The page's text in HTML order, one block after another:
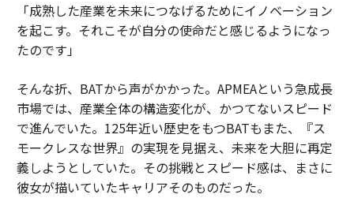
「成熟した産業を未来につなげるためにイノベーション
を起こす。それこそが自分の使命だと感じるようになっ
たのです」
そんな折、BATから声がかかった。APMEAという急成長
市場では、産業全体の構造変化が、かつてないスピード
で進んでいた。125年近い歴史をもつBATもまた、『ス
モークレスな世界』の実現を見据え、未来を大胆に再定
義しようとしていた。その挑戦とスピード感は、まさに
彼女が描いていたキャリアそのものだった。